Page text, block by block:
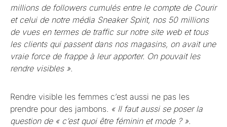
millions de followers cumulés entre le compte de Courir
et celui de notre média Sneaker Spirit, nos 50 millions
de vues en termes de traffic sur notre site web et tous
les clients qui passent dans nos magasins, on avait une
vraie force de frappe à leur apporter. On pouvait les
rendre visibles ».
Rendre visible les femmes c’est aussi ne pas les
prendre pour des jambons. « Il faut aussi se poser la
question de « c’est quoi être féminin et mode ? ».